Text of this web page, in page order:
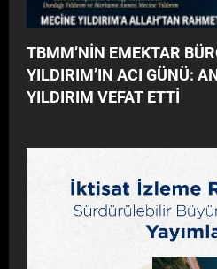
TBMM’NİN EMEKTAR
YILDIRIM’IN ACI GÜNÜ:
YILDIRIM VEFAT ETTİ